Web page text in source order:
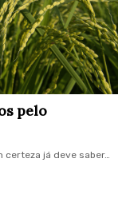
pelo
já deve saber…